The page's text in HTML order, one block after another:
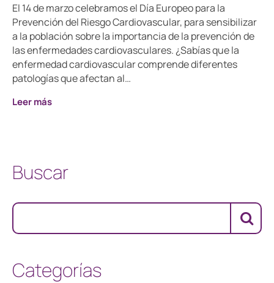
El 14 de marzo celebramos el Día Europeo para la
Prevención del Riesgo Cardiovascular, para sensibilizar
a la población sobre la importancia de la prevención de
las enfermedades cardiovasculares. ¿Sabías que la
enfermedad cardiovascular comprende diferentes
patologías que afectan al…
Leer más
Buscar
Categorías